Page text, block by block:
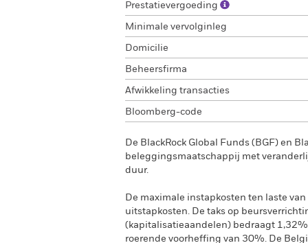
Prestatievergoeding
Minimale vervolginleg
Domicilie
Beheersfirma
Afwikkeling transacties
Bloomberg-code
De BlackRock Global Funds (BGF) en
beleggingsmaatschappij met
duur.
De maximale instapkosten ten laste
uitstapkosten. De taks op
(kapitalisatieaandelen) bedraagt
roerende voorheffing van 30%. De